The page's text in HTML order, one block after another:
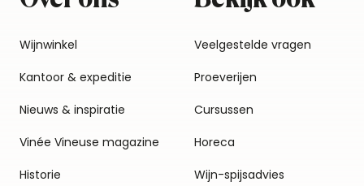
Wijnwinkel
Kantoor & expeditie
Nieuws & inspiratie
Vinée Vineuse magazine
Historie
Veelgestelde vragen
Proeverijen
Cursussen
Horeca
Wijn-spijsadvies